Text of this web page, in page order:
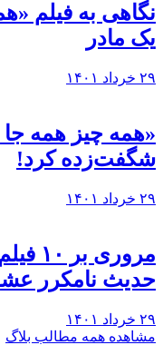
نگاهی به فيلم
یک مادر
۲۹ خرداد ۱۴۰۱
«همه چیز همه جا
شگفت‌زده کرد!
۲۹ خرداد ۱۴۰۱
حدیث نامکرر
۲۹ خرداد ۱۴۰۱
مشاهده همه مطالب بلاگ